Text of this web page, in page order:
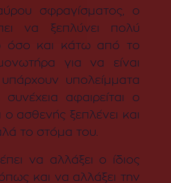
σφραγίσματος, ο
να ξεπλύνει πολύ
όσο και κάτω από το
για να είναι
υπολείμματα
αφαιρείται ο
ασθενής ξεπλένει και
το στόμα του.
να αλλάξει ο ίδιος
και να αλλάξει την